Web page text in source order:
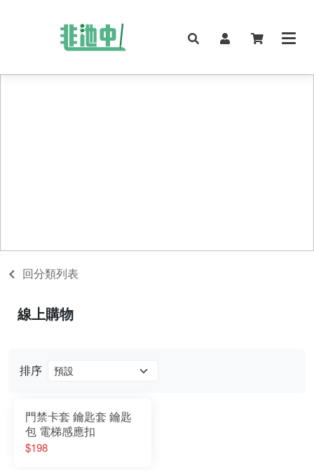
回分類列表
排序
門禁卡套 鑰匙套 鑰匙
包 電梯感應扣
$198
線上購物